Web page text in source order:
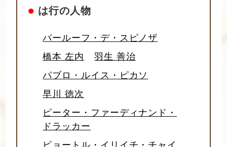
● は行の人物
バールーフ・デ・スピノザ
橋本 左内
羽生 善治
パブロ・ルイス・ピカソ
早川 徳次
ピーター・ファーディナンド・
ドラッカー
ピョートル・イリイチ・チャイ